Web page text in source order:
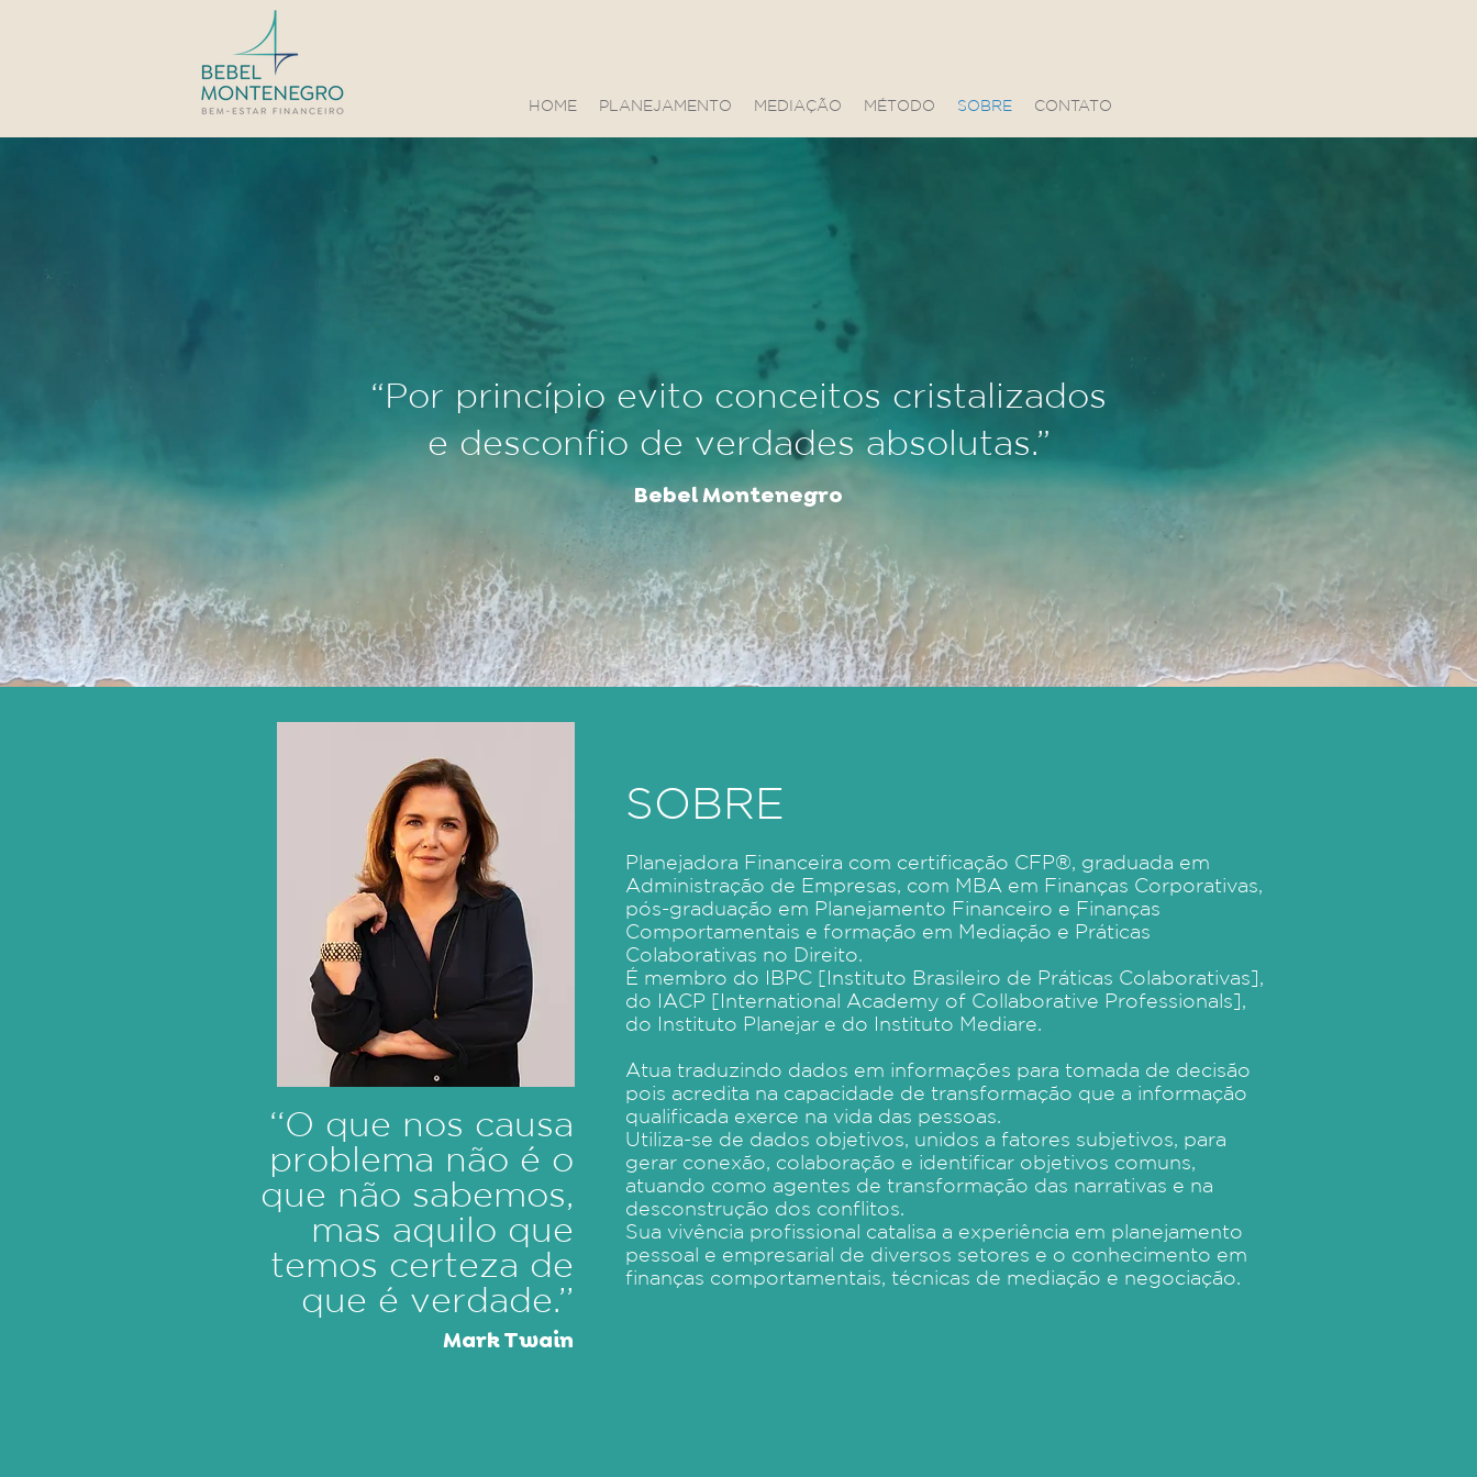
HOME PLANEJAMENTO MEDIAÇÃO MÉTODO SOBRE CONTATO
“Por princípio evito conceitos cristalizados
e desconfio de verdades absolutas.”
Bebel Montenegro
‘‘O que nos causa
problema não é o
que não sabemos,
mas aquilo que
temos certeza de
que é verdade.’’
Mark Twain
SOBRE
Planejadora Financeira com certificação CFP®, graduada em
Administração de Empresas, com MBA em Finanças Corporativas,
pós-graduação em Planejamento Financeiro e Finanças
Comportamentais e formação em Mediação e Práticas
Colaborativas no Direito.
É membro do IBPC [Instituto Brasileiro de Práticas Colaborativas],
do IACP [International Academy of Collaborative Professionals],
do Instituto Planejar e do Instituto Mediare.
Atua traduzindo dados em informações para tomada de decisão
pois acredita na capacidade de transformação que a informação
qualificada exerce na vida das pessoas.
Utiliza-se de dados objetivos, unidos a fatores subjetivos, para
gerar conexão, colaboração e identificar objetivos comuns,
atuando como agentes de transformação das narrativas e na
desconstrução dos conflitos.
Sua vivência profissional catalisa a experiência em planejamento
pessoal e empresarial de diversos setores e o conhecimento em
finanças comportamentais, técnicas de mediação e negociação.